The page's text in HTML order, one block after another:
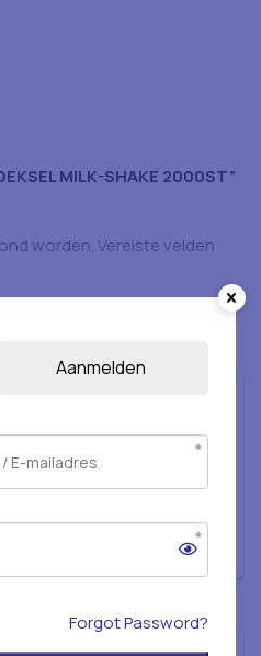
MILK-SHAKE 2000ST”
worden.Vereiste velden
Aanmelden
Forgot Password?